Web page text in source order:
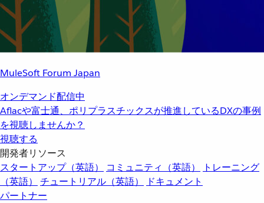
MuleSoft Forum Japan
オンデマンド配信中
Aflacや富士通、ポリプラスチックスが推進しているDXの事例
を視聴しませんか？
視聴する
開発者リソース
スタートアップ（英語）
コミュニティ（英語）
トレーニング
（英語）
チュートリアル（英語）
ドキュメント
パートナー